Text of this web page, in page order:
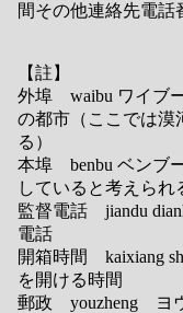
間その他連絡先電話
【註】
外埠 waibu ワイブ
の都市（ここでは漠
る）
本埠 benbu ベンブ
していると考えられ
監督電話 jiandu
電話
開箱時間 kaixiang
を開ける時間
郵政 youzheng ヨ